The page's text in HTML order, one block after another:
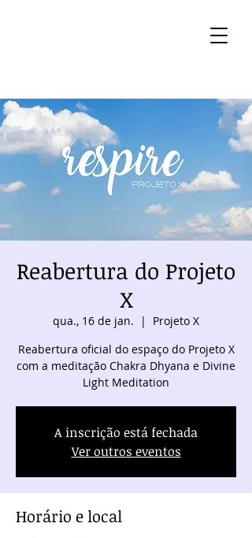
Reabertura do Projeto
X
qua., 16 de jan.
  |
Projeto X
Reabertura oficial do espaço do Projeto X
com a meditação Chakra Dhyana e Divine
Light Meditation
A inscrição está fechada
Ver outros eventos
Horário e local